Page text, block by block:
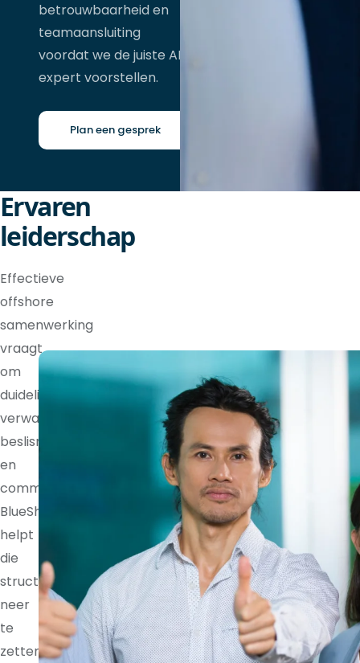
betrouwbaarheid en
teamaansluiting
voordat we de juiste API
expert voorstellen.
Plan een gesprek
Ervaren
leiderschap
Effectieve
offshore
samenwerking
vraagt
om
duidelijke
verwachtingen,
beslisrechten
en
communicatieritmes.
BlueShores
helpt
die
structuur
neer
te
zetten